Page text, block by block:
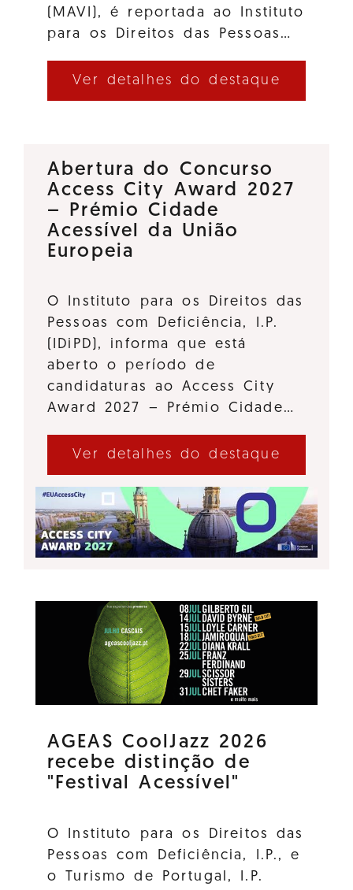
(MAVI), é reportada ao Instituto
para os Direitos das Pessoas…
Ver detalhes do destaque
Abertura do Concurso
Access City Award 2027
– Prémio Cidade
Acessível da União
Europeia
O Instituto para os Direitos das
Pessoas com Deficiência, I.P.
(IDiPD), informa que está
aberto o período de
candidaturas ao Access City
Award 2027 – Prémio Cidade…
Ver detalhes do destaque
AGEAS CoolJazz 2026
recebe distinção de
"Festival Acessível"
O Instituto para os Direitos das
Pessoas com Deficiência, I.P., e
o Turismo de Portugal, I.P.